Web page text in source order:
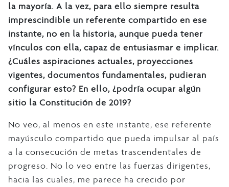
la mayoría. A la vez, para ello siempre resulta
imprescindible un referente compartido en ese
instante, no en la historia, aunque pueda tener
vínculos con ella, capaz de entusiasmar e implicar.
¿Cuáles aspiraciones actuales, proyecciones
vigentes, documentos fundamentales, pudieran
configurar esto? En ello, ¿podría ocupar algún
sitio la Constitución de 2019?
No veo, al menos en este instante, ese referente
mayúsculo compartido que pueda impulsar al país
a la consecución de metas trascendentales de
progreso. No lo veo entre las fuerzas dirigentes,
hacia las cuales, me parece ha crecido por